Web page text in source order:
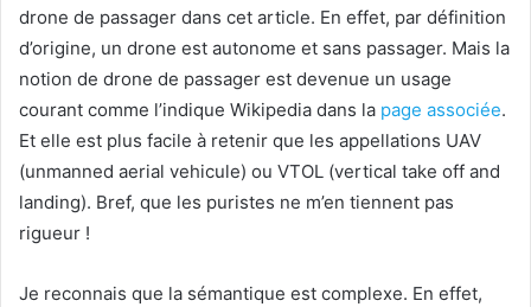
drone de passager dans cet article. En effet, par définition
d’origine, un drone est autonome et sans passager. Mais la
notion de drone de passager est devenue un usage
courant comme l’indique Wikipedia dans la page associée.
Et elle est plus facile à retenir que les appellations UAV
(unmanned aerial vehicule) ou VTOL (vertical take off and
landing). Bref, que les puristes ne m’en tiennent pas
rigueur !
Je reconnais que la sémantique est complexe. En effet,